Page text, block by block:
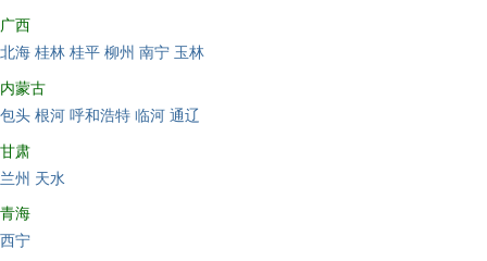
广西
北海 桂林 桂平 柳州 南宁 玉林
内蒙古
包头 根河 呼和浩特 临河 通辽
甘肃
兰州 天水
青海
西宁